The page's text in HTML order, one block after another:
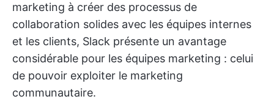
marketing à créer des processus de
collaboration solides avec les équipes internes
et les clients, Slack présente un avantage
considérable pour les équipes marketing : celui
de pouvoir exploiter le marketing
communautaire.